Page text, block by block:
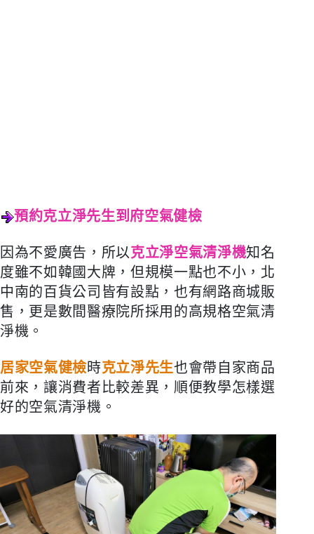
預約克立淨先生到府空氣健檢
因為不愛廣告，所以克立淨空氣清淨機知名
度雖不如韓國大牌，但規模一點也不小，北
中南的百貨公司皆有設點，也有網路商城販
售，更是數間醫療院所採用的高規格空氣清
淨機。
居家空氣健檢時克立淨先生也會帶自家商品
前來，讓消費者比較差異，順便教學怎樣選
好的空氣清淨機。